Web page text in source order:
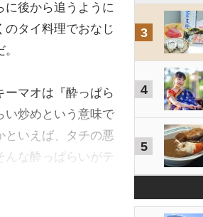
後から追うように
のタイ料理でおなじ
ーマオは『酔っぱら
い炒めという意味で
といえば、タチの悪
んな酔っぱらいがテ
3
4
5